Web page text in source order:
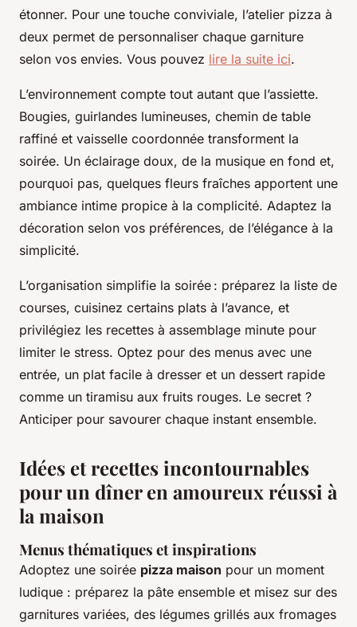
étonner. Pour une touche conviviale, l’atelier pizza à
deux permet de personnaliser chaque garniture
selon vos envies. Vous pouvez lire la suite ici.
L’environnement compte tout autant que l’assiette.
Bougies, guirlandes lumineuses, chemin de table
raffiné et vaisselle coordonnée transforment la
soirée. Un éclairage doux, de la musique en fond et,
pourquoi pas, quelques fleurs fraîches apportent une
ambiance intime propice à la complicité. Adaptez la
décoration selon vos préférences, de l’élégance à la
simplicité.
L’organisation simplifie la soirée : préparez la liste de
courses, cuisinez certains plats à l’avance, et
privilégiez les recettes à assemblage minute pour
limiter le stress. Optez pour des menus avec une
entrée, un plat facile à dresser et un dessert rapide
comme un tiramisu aux fruits rouges. Le secret ?
Anticiper pour savourer chaque instant ensemble.
Idées et recettes incontournables
pour un dîner en amoureux réussi à
la maison
Menus thématiques et inspirations
Adoptez une soirée pizza maison pour un moment
ludique : préparez la pâte ensemble et misez sur des
garnitures variées, des légumes grillés aux fromages